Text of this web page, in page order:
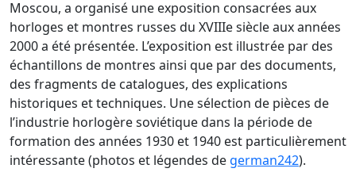
Moscou, a organisé une exposition consacrées aux
horloges et montres russes du XVIIIe siècle aux années
2000 a été présentée. L’exposition est illustrée par des
échantillons de montres ainsi que par des documents,
des fragments de catalogues, des explications
historiques et techniques. Une sélection de pièces de
l’industrie horlogère soviétique dans la période de
formation des années 1930 et 1940 est particulièrement
intéressante (photos et légendes de german242).